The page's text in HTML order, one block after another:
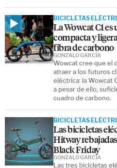
BICICLETAS
La Wowcat C1
compacta y
fibra de carbono
Wowcat cree que el
atraer a los futuros
eléctrica: la Wowcat
a pesar de ello,
cuadro de carbono.
GONZALO GARCÍA
BICICLETAS
Las bicicletas
Hitway
Black Friday
Las tres bicicletas
GONZALO GARCÍA